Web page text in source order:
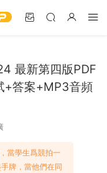
最新第四版PDF
+答案+MP3音頻
當學生爲競拍一
牌，當他們在同